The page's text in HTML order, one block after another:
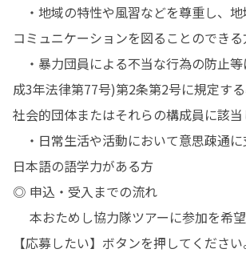
・地域の特性や風習などを尊重し、
コミュニケーションを図ることのできる
・暴力団員による不当な行為の防止
成3年法律第77号)第2条第2号に規定す
社会的団体またはそれらの構成員に該
・日常生活や活動において意思疎通
日本語の語学力がある方
◎ 申込・受入までの流れ
本おためし協力隊ツアーに参加を希望
【応募したい】ボタンを押してください